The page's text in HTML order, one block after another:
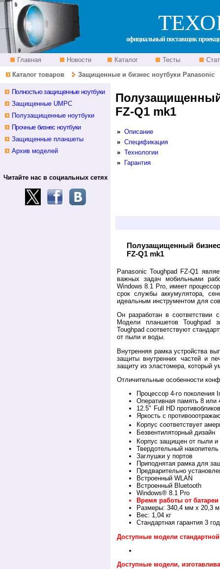
официальный поставщик
Главная Новости Каталог Тесты
Каталог товаров
Защищенные и бизнес ноутбуки Panasonic
FZ-Q1 mk1
» Описание
» Спецификация
» Технологии
»
Гарантия
Полузащищенный
FZ-Q1 mk1
Panasonic Toughpad FZ-Q1
важных задач мобильными
Windows 8.1 Pro, имеет
срок службы аккумулятора,
идеальным инструментом для
Он разработан в соответствии
Модели планшетов Toughpad
Toughpad соответствуют
от пыли и воды.
Внутренняя рамка устройства
защиты внутренних частей и
защиту из эластомера, который
Отличительные особенности
Процессор 4-го поколения
Оперативная память 8 или
12.5" Full HD
Яркость с
Корпус соответствует
Безвентиляторный дизайн
Корпус защищен от пыли и
Твердотельный
Заглушки у портов
Приподнятая рамка для
Предварительно
Встроенный WLAN
Встроенный Bluetooth
Windows® 8.1 Pro
Время работы от
Размеры: 340,4 мм х 20,3
Вес: 1,04 кг
Стандартная гарантия 3
Доступные модели
Доступные модели,
Полностью защищенные ноутбуки
Защищенные UMPC
Полузащищенные ноутбуки
Прочные бизнес ноутбуки
Защищенные планшеты
Архив моделей
Читайте нас в социальных сетях